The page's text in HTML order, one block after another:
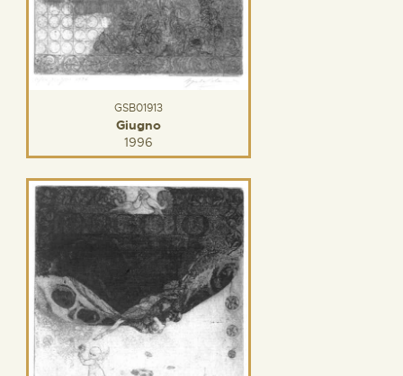
GSB01913
Giugno
1996